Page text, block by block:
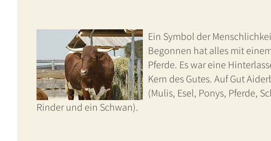
Ein Symbol der
Begonnen hat alles mit
Pferde. Es war eine
Kern des Gutes. Auf Gut
(Mulis, Esel, Ponys, Pferde,
Rinder und ein Schwan).